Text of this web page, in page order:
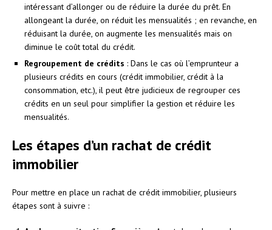
intéressant d’allonger ou de réduire la durée du prêt. En
allongeant la durée, on réduit les mensualités ; en revanche, en
réduisant la durée, on augmente les mensualités mais on
diminue le coût total du crédit.
Regroupement de crédits : Dans le cas où l’emprunteur a
plusieurs crédits en cours (crédit immobilier, crédit à la
consommation, etc.), il peut être judicieux de regrouper ces
crédits en un seul pour simplifier la gestion et réduire les
mensualités.
Les étapes d’un rachat de crédit
immobilier
Pour mettre en place un rachat de crédit immobilier, plusieurs
étapes sont à suivre :